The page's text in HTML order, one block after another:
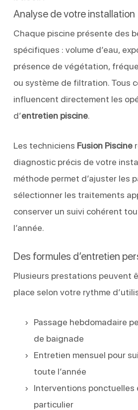
Analyse de votre installation
Chaque piscine présente des
spécifiques : volume d’eau,
présence de végétation,
ou système de filtration. Tous
influencent directement les
d’entretien piscine.
Les techniciens Fusion Piscine
diagnostic précis de votre
méthode permet d’ajuster les
sélectionner les traitements
conserver un suivi cohérent
l’année.
Des formules d’entretien
Plusieurs prestations peuvent
place selon votre rythme
Passage hebdomadaire
de baignade
Entretien mensuel pour
toute l’année
Interventions ponctuelles
particulier